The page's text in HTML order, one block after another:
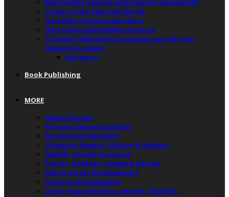
Reconciling Science and Creation Accurately”
Origin of the Spiritual World
How Baby Universe was Born
How God Created Baby Universe
The Most Influential Contemporary African
Diaspora Leaders
Recipient
Book Publishing
MORE
Humanitarian
African Diaspora Leaders
Arts & Entertainment
Lifestyle, Beauty, Culture & Opinion
Health, Food & Groceries
Sports, Hobbies, Games & Fitness
Jobs & Career Development
Diaspora Engagement
Legal, Human Rights, Gender, Children